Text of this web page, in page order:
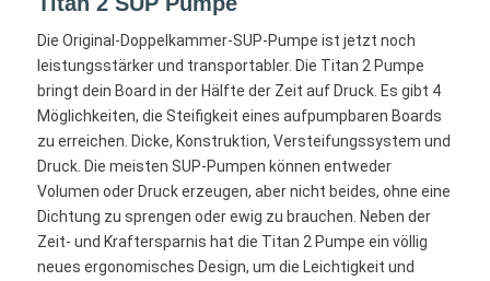
Die Original-Doppelkammer-SUP-Pumpe ist jetzt noch
leistungsstärker und transportabler. Die Titan 2 Pumpe
bringt dein Board in der Hälfte der Zeit auf Druck. Es gibt 4
Möglichkeiten, die Steifigkeit eines aufpumpbaren Boards
zu erreichen. Dicke, Konstruktion, Versteifungssystem und
Druck. Die meisten SUP-Pumpen können entweder
Volumen oder Druck erzeugen, aber nicht beides, ohne eine
Dichtung zu sprengen oder ewig zu brauchen. Neben der
Zeit- und Kraftersparnis hat die Titan 2 Pumpe ein völlig
neues ergonomisches Design, um die Leichtigkeit und